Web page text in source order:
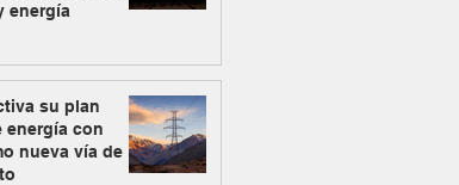
energía
su plan
energía con
nueva vía de